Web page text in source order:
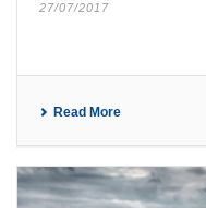
27/07/2017
Read More